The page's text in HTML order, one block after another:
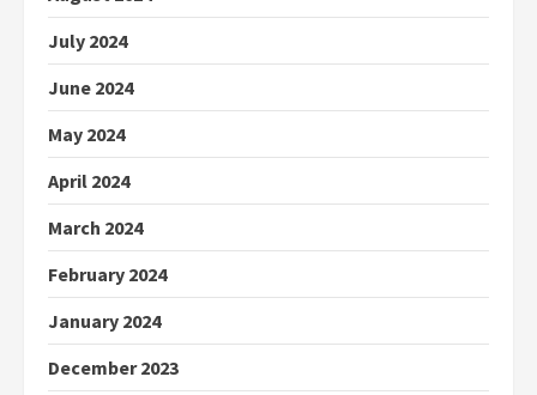
July 2024
June 2024
May 2024
April 2024
March 2024
February 2024
January 2024
December 2023